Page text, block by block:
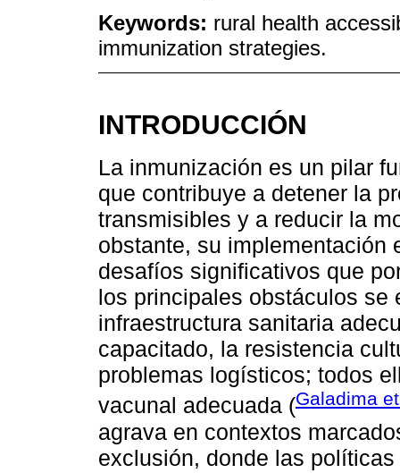
Keywords: rural health
immunization strategies.
INTRODUCCIÓN
La inmunización es un pilar
que contribuye a detener la
transmisibles y a reducir la
obstante, su implementación
desafíos significativos que
los principales obstáculos se
infraestructura sanitaria
capacitado, la resistencia
problemas logísticos; todos
vacunal adecuada (Galadima
agrava en contextos
exclusión, donde las